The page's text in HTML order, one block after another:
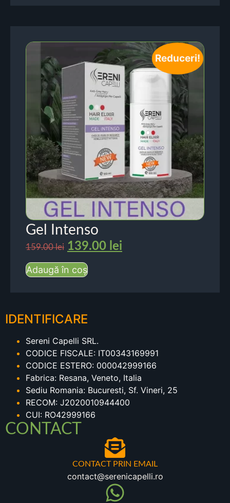
Reduceri!
Gel Intenso
159.00lei 139.00 lei
Adaugă în coș
IDENTIFICARE
Sereni Capelli SRL.
CODICE FISCALE: IT00343169991
CODICE ESTERO: 000042999166
Fabrica: Resana, Veneto, Italia
Sediu Romania: Bucuresti, Sf. Vineri, 25
RECOM: J2020010944400
CUI: RO42999166
CONTACT
CONTACT PRIN EMAIL
contact@serenicapelli.ro